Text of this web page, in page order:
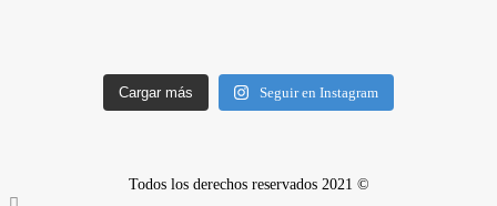
Cargar más Seguir en Instagram
Todos los derechos reservados 2021 ©